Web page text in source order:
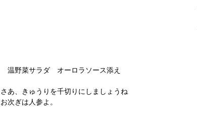
温野菜サラダ　オーロラソース添え
さあ、きゅうりを千切りにしましょうね
お次ぎは人参よ。